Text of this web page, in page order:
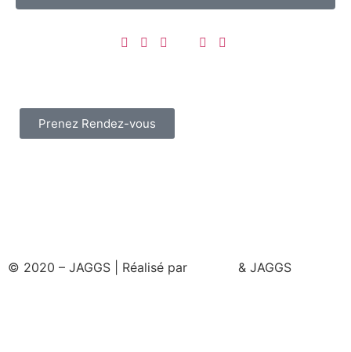
Prenez Rendez-vous
© 2020 – JAGGS | Réalisé par & JAGGS